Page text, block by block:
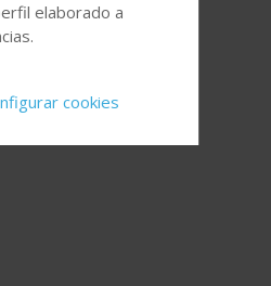
elaborado a
cookies